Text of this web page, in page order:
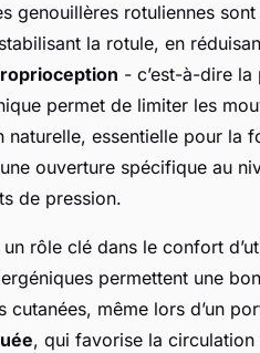
genouillères rotuliennes
la rotule, en
- c’est-à-dire
permet de limiter les
essentielle pour la
ouverture spécifique au
de pression.
rôle clé dans le confort
permettent une
cutanées, même lors d’un
, qui favorise la